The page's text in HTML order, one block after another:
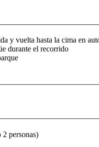
y vuelta hasta la cima en
durante el recorrido
personas)